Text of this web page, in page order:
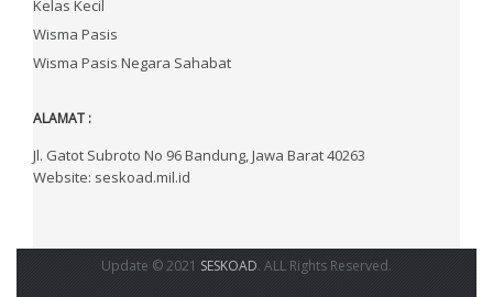
Kelas Kecil
Wisma Pasis
Wisma Pasis Negara Sahabat
ALAMAT :
Jl. Gatot Subroto No 96 Bandung, Jawa Barat 40263
Website: seskoad.mil.id
Update © 2021 SESKOAD. ALL Rights Reserved.